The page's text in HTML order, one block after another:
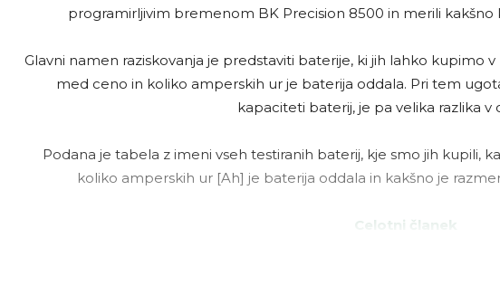
programirljivim bremenom BK Precision 8500 in merili
Glavni namen raziskovanja je predstaviti baterije, ki jih lahko kupimo
med ceno in koliko amperskih ur je baterija oddala. Pri tem
kapaciteti baterij, je pa velika razlika v
Podana je tabela z imeni vseh testiranih baterij, kje smo jih kupili,
koliko amperskih ur [Ah] je baterija oddala in kakšno je
Celotni članek